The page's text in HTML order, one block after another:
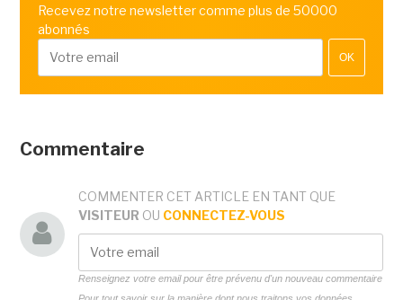
Recevez notre newsletter comme plus de 50000
abonnés
OK
Commentaire
COMMENTER CET ARTICLE EN TANT QUE
VISITEUR OU CONNECTEZ-VOUS
Renseignez votre email pour être prévenu d'un nouveau commentaire